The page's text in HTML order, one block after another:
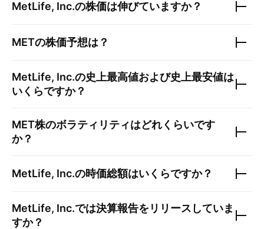
MetLife, Inc.の株価は伸びていますか？
METの株価予想は？
MetLife, Inc.の史上最高値および史上最安値は
いくらですか？
MET株のボラティリティはどれくらいです
か？
MetLife, Inc.の時価総額はいくらですか？
MetLife, Inc.では決算報告をリリースしていま
すか？